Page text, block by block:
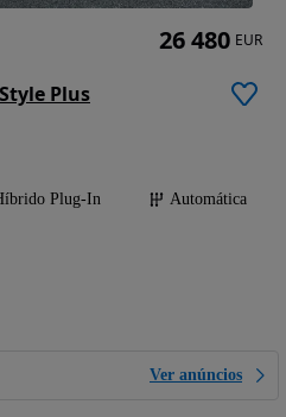
Plus
Plug-In
Automática
Ver anúncios
26 480 EUR